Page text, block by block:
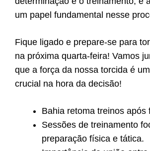
um papel fundamental nesse
Fique ligado e prepare-se para
na próxima quarta-feira! Vamos
que a força da nossa torcida é
crucial na hora da decisão!
Bahia retoma treinos após
Sessões de treinamento
preparação física e tática.